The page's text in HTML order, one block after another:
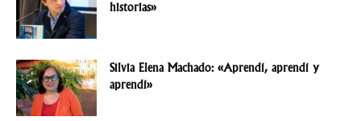
historias»
Silvia Elena Machado: «Aprendí, aprendí y
aprendí»